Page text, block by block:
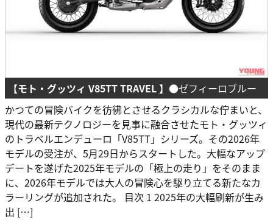
【モト・グッツィ V85TT TRAVEL 】 ●ゼフィーロブルー
かつての冒険バイクを彷彿とさせるクラシカルな佇まいと、
現代の最新テクノロジーを見事に融合させたモト・グッツィ
のトラベルエンデューロ「V85TT」シリーズ。その2026年
モデルの受注が、5月29日からスタートした。大幅なアップ
デートを遂げた2025年モデルの「極上の走り」をそのまま
に、2026年モデルでは大人の冒険心を駆り立てる新たなカ
ラーリングが追加された。 目次 1 2025年の大幅刷新が生み
出 […]